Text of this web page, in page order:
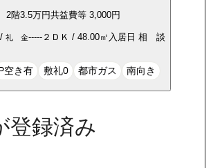
2階3.5万円共益費等 3,000円
/礼 金----- ２ＤＫ /48.00㎡ 入居日相 談
空き有 敷礼0 都市ガス 南向き
登録済み